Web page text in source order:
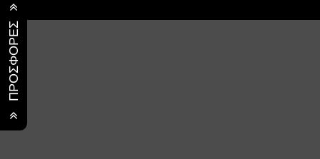
ΠΡΟΣΦΟΡΕΣ